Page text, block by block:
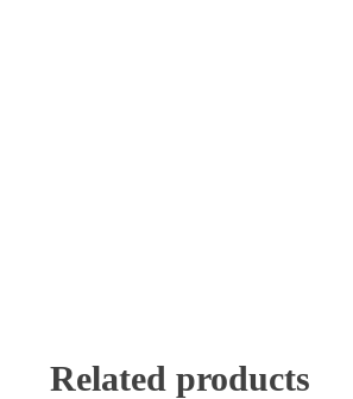
Related products